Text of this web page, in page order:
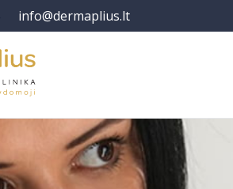
info@dermaplius.lt